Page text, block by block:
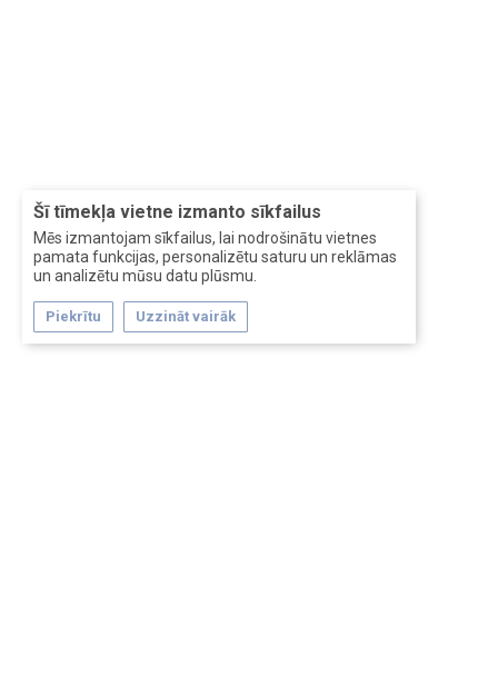
Šī tīmekļa vietne izmanto sīkfailus
Mēs izmantojam sīkfailus, lai nodrošinātu vietnes
pamata funkcijas, personalizētu saturu un reklāmas
un analizētu mūsu datu plūsmu.
Piekrītu Uzzināt vairāk